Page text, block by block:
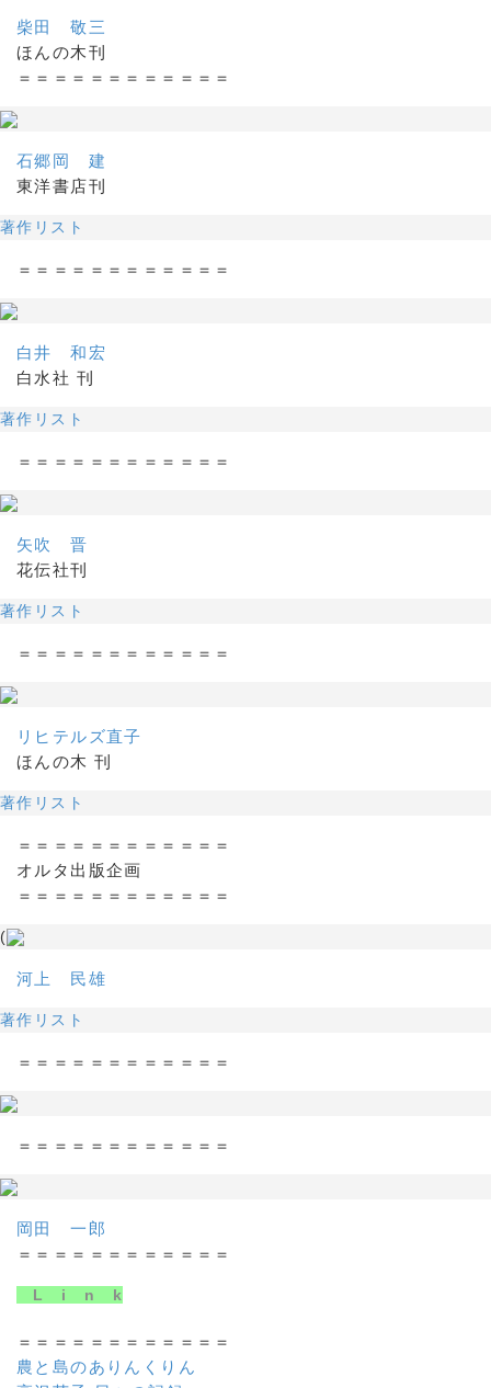
柴田 敬三
ほんの木刊
＝＝＝＝＝＝＝＝＝＝＝＝
石郷岡 建
東洋書店刊
著作リスト
＝＝＝＝＝＝＝＝＝＝＝＝
白井 和宏
白水社 刊
著作リスト
＝＝＝＝＝＝＝＝＝＝＝＝
矢吹 晋
花伝社刊
著作リスト
＝＝＝＝＝＝＝＝＝＝＝＝
リヒテルズ直子
ほんの木 刊
著作リスト
＝＝＝＝＝＝＝＝＝＝＝＝
オルタ出版企画
＝＝＝＝＝＝＝＝＝＝＝＝
(
河上 民雄
著作リスト
＝＝＝＝＝＝＝＝＝＝＝＝
＝＝＝＝＝＝＝＝＝＝＝＝
岡田 一郎
＝＝＝＝＝＝＝＝＝＝＝＝
L i n k
＝＝＝＝＝＝＝＝＝＝＝＝
農と島のありんくりん